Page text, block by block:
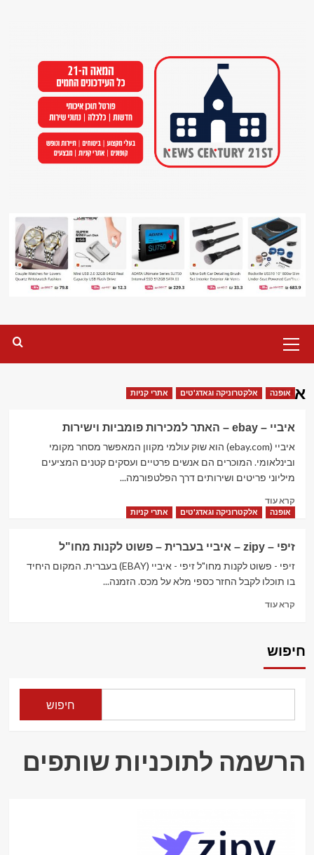
Menu
איביי
אופנה אלקטרוניקה וגאדג'טים אתרי קניות
איביי – ebay – האתר למכירות פומביות וישירות
איביי (ebay.com) הוא שוק עולמי מקוון המאפשר מסחר מקומי
ובינלאומי. המוכרים הם אנשים פרטיים ועסקים קטנים המציעים
מיליוני פריטים ושירותים דרך הפלטפורמה...
קרא עודRead
more
–
ebay
–
למכירות
אופנה אלקטרוניקה וגאדג'טים אתרי קניות
זיפי – zipy – איביי בעברית – פשוט לקנות מחו"ל
זיפי - פשוט לקנות מחו"ל זיפי - איביי (EBAY) בעברית. המקום היחיד
בו תוכלו לקבל החזר כספי מלא על מכס. הזמנה...
קרא עודRead
zipy
–
מחו"ל
חיפוש
חיפוש
הרשמה לתוכניות שותפים